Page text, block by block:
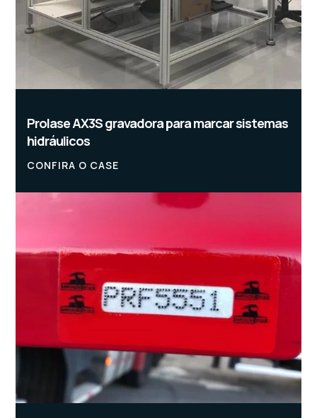
Prolase AX3S gravadora para marcar sistemas
hidráulicos
CONFIRA O CASE